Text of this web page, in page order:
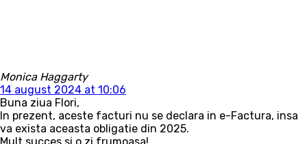
Monica Haggarty
14 august 2024 at 10:06
Buna ziua Flori,
In prezent, aceste facturi nu se declara in e-Factura, insa
va exista aceasta obligatie din 2025.